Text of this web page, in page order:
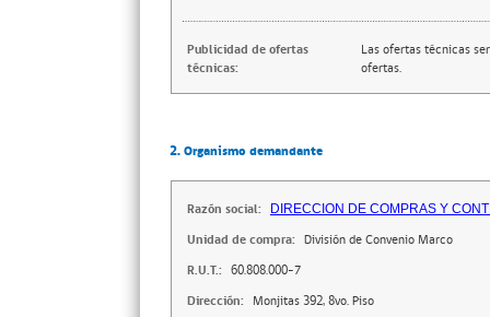
Publicidad de ofertas
técnicas:
Las ofertas técnicas
ofertas.
2. Organismo demandante
Razón social: DIRECCION DE COMPRAS Y
Unidad de compra: División de Convenio Marco
R.U.T.: 60.808.000-7
Dirección: Monjitas 392, 8vo. Piso